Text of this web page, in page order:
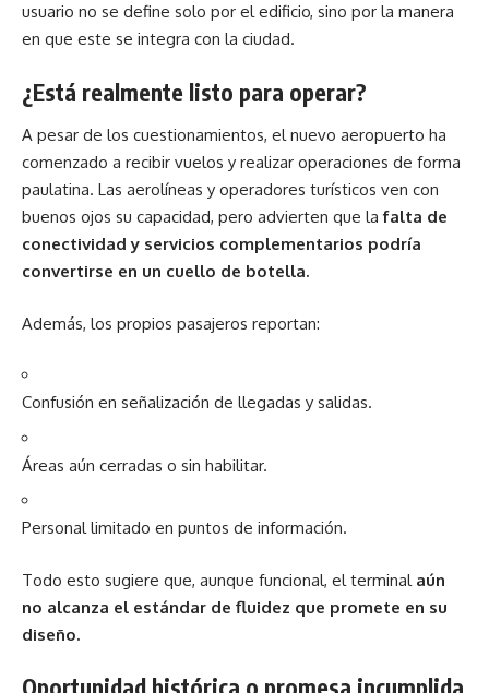
usuario no se define solo por el edificio, sino por la manera
en que este se integra con la ciudad.
¿Está realmente listo para operar?
A pesar de los cuestionamientos, el nuevo aeropuerto ha
comenzado a recibir vuelos y realizar operaciones de forma
paulatina. Las aerolíneas y operadores turísticos ven con
buenos ojos su capacidad, pero advierten que lafalta de
conectividad y servicios complementarios podría
convertirse en un cuello de botella.
Además, los propios pasajeros reportan:
Confusión en señalización de llegadas y salidas.
Áreas aún cerradas o sin habilitar.
Personal limitado en puntos de información.
Todo esto sugiere que, aunque funcional, el terminal aún
no alcanza el estándar de fluidez que promete en su
diseño.